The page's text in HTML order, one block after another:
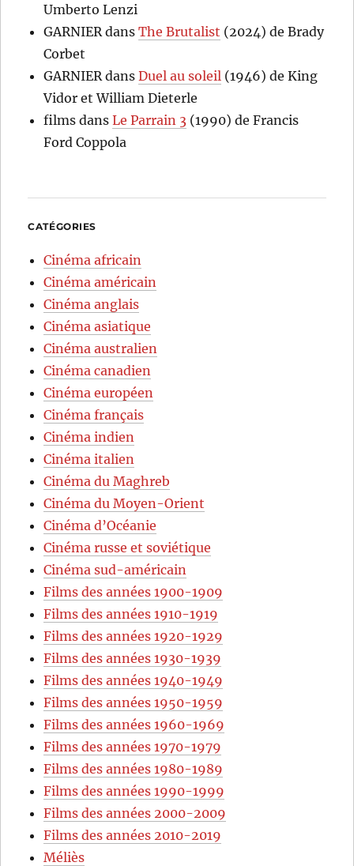
Umberto Lenzi
GARNIER dansThe Brutalist (2024) de Brady
Corbet
GARNIER dansDuel au soleil (1946) de King
Vidor et William Dieterle
films dansLe Parrain 3 (1990) de Francis
Ford Coppola
CATÉGORIES
Cinéma africain
Cinéma américain
Cinéma anglais
Cinéma asiatique
Cinéma australien
Cinéma canadien
Cinéma européen
Cinéma français
Cinéma indien
Cinéma italien
Cinéma du Maghreb
Cinéma du Moyen-Orient
Cinéma d’Océanie
Cinéma russe et soviétique
Cinéma sud-américain
Films des années 1900-1909
Films des années 1910-1919
Films des années 1920-1929
Films des années 1930-1939
Films des années 1940-1949
Films des années 1950-1959
Films des années 1960-1969
Films des années 1970-1979
Films des années 1980-1989
Films des années 1990-1999
Films des années 2000-2009
Films des années 2010-2019
Méliès